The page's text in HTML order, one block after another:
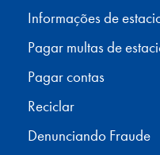
Informações de
Pagar multas de
Pagar contas
Reciclar
Denunciando Fraude